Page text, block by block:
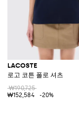
LACOSTE
로고 코튼 폴로 셔츠
₩190,725
₩152,584
-20%